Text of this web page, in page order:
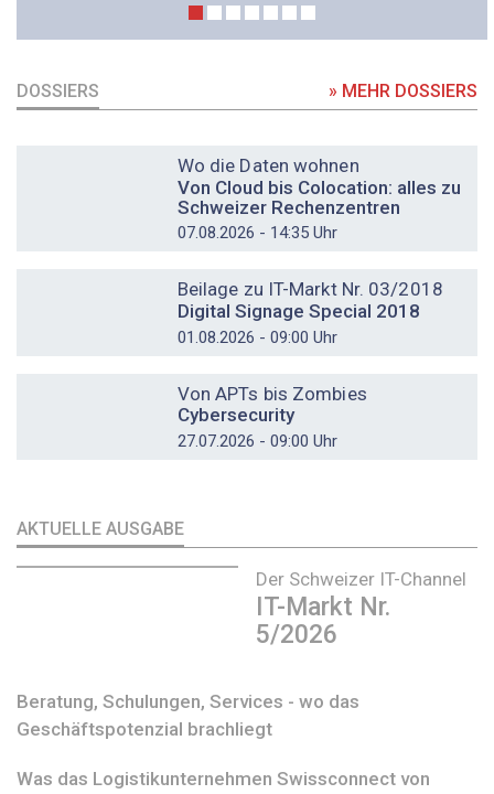
DOSSIERS » MEHR DOSSIERS
Wo die Daten wohnen
Von Cloud bis Colocation: alles zu
Schweizer Rechenzentren
07.08.2026 - 14:35 Uhr
Beilage zu IT-Markt Nr. 03/2018
Digital Signage Special 2018
01.08.2026 - 09:00 Uhr
Von APTs bis Zombies
Cybersecurity
27.07.2026 - 09:00 Uhr
AKTUELLE AUSGABE
Der Schweizer IT-Channel
IT-Markt Nr.
5/2026
Beratung, Schulungen, Services - wo das
Geschäftspotenzial brachliegt
Was das Logistikunternehmen Swissconnect von